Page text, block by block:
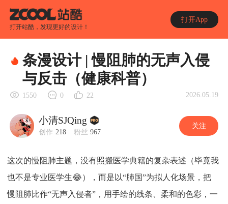
打开站酷，发现更好的设计！
打开App
条漫设计 | 慢阻肺的无声入侵
与反击（健康科普）
1550 0 22 2026.05.19
小清SJQing
创作 218 粉丝 967
关注
这次的慢阻肺主题，没有照搬医学典籍的复杂表述（毕竟我
也不是专业医学生😂），而是以“肺国”为拟人化场景，把
慢阻肺比作“无声入侵者”，用手绘的线条、柔和的色彩，一